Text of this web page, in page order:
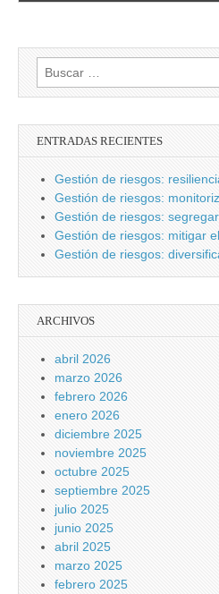
Buscar:
ENTRADAS RECIENTES
Gestión de riesgos:
Gestión de riesgos:
Gestión de riesgos:
Gestión de riesgos: mitigar
Gestión de riesgos:
ARCHIVOS
abril 2026
marzo 2026
febrero 2026
enero 2026
diciembre 2025
noviembre 2025
octubre 2025
septiembre 2025
julio 2025
junio 2025
abril 2025
marzo 2025
febrero 2025